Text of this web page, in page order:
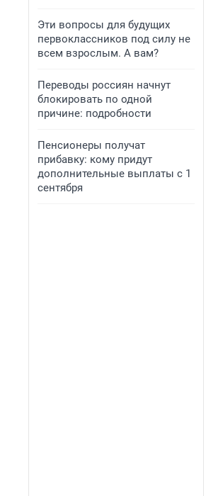
Эти вопросы для будущих
первоклассников под силу не
всем взрослым. А вам?
Переводы россиян начнут
блокировать по одной
причине: подробности
Пенсионеры получат
прибавку: кому придут
дополнительные выплаты с 1
сентября